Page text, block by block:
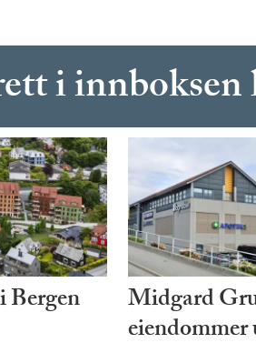
i innboksen
Bergen Midgard